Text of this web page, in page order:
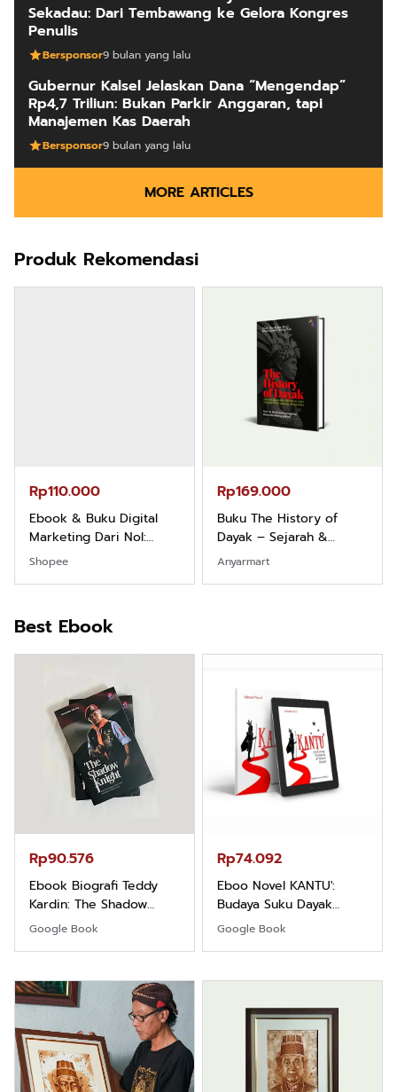
Sekadau: Dari Tembawang ke Gelora Kongres
Penulis
Bersponsor9 bulan yang lalu
Gubernur Kalsel Jelaskan Dana “Mengendap”
Rp4,7 Triliun: Bukan Parkir Anggaran, tapi
Manajemen Kas Daerah
Bersponsor9 bulan yang lalu
MORE ARTICLES
Produk Rekomendasi
Rp110.000
Ebook & Buku Digital
Marketing Dari Nol:
Fondasi & Mindset untuk
Pemula
Shopee
Rp169.000
Buku The History of
Dayak – Sejarah &
Identitas Borneo Asli
Anyarmart
Best Ebook
Rp90.576
Ebook Biografi Teddy
Kardin: The Shadow
Khight |
Google Book
Rp74.092
Eboo Novel KANTU':
Budaya Suku Dayak
Borneo
Google Book